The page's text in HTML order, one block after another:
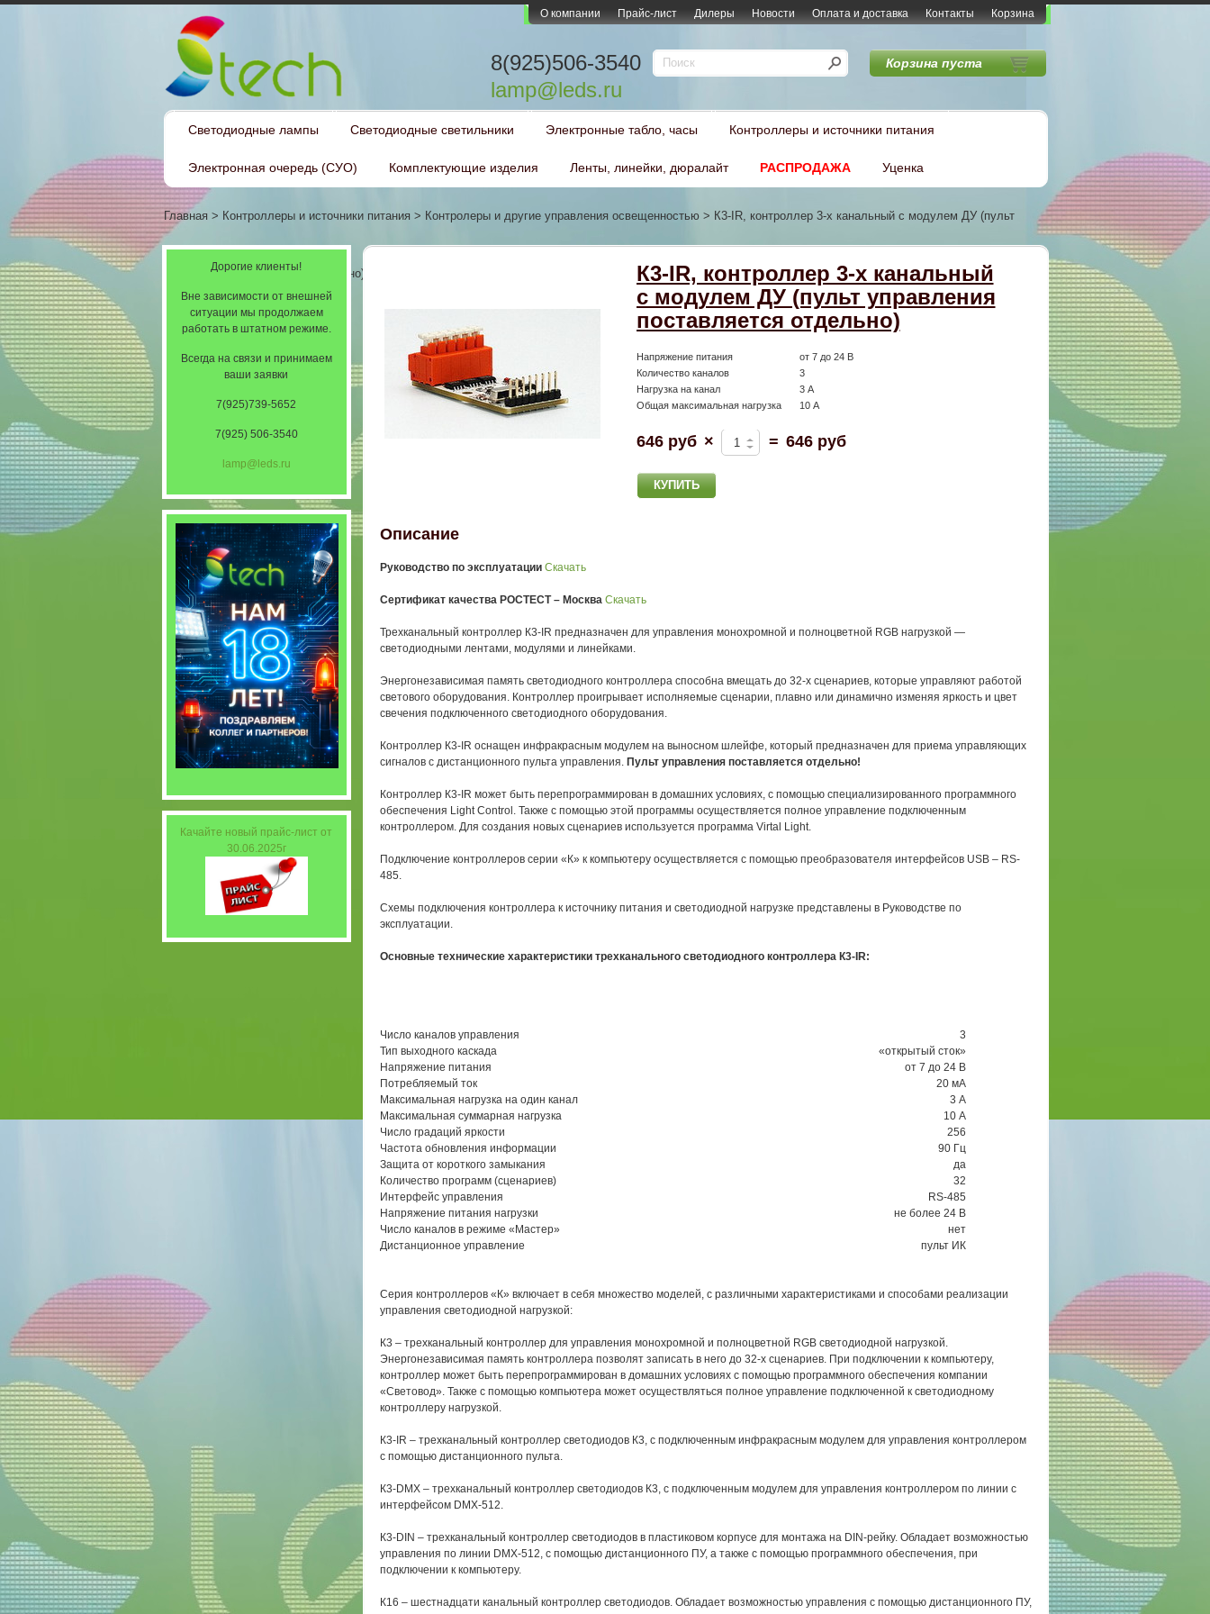
О компании Прайс-лист Дилеры Новости Оплата и доставка Контакты Корзина
8(925)506-3540
lamp@leds.ru
Корзина пуста
Светодиодные лампы Светодиодные светильники Электронные табло, часы Контроллеры и источники питания
Электронная очередь (СУО) Комплектующие изделия Ленты, линейки, дюралайт РАСПРОДАЖА Уценка
Главная > Контроллеры и источники питания > Контролеры и другие управления освещенностью > К3-IR, контроллер 3-х канальный с модулем ДУ (пульт
управления поставляется отдельно)
К3-IR, контроллер 3-х канальный
с модулем ДУ (пульт управления
поставляется отдельно)
Напряжение питания
от 7 до 24 В
Количество каналов
3
Нагрузка на канал
3 А
Общая максимальная нагрузка
10 А
646 руб × = 646 руб
Описание
Руководство по эксплуатации Скачать
Сертификат качества РОСТЕСТ – Москва Скачать
Трехканальный контроллер К3-IR предназначен для управления монохромной и полноцветной RGB нагрузкой —
светодиодными лентами, модулями и линейками.
Энергонезависимая память светодиодного контроллера способна вмещать до 32-х сценариев, которые управляют работой
светового оборудования. Контроллер проигрывает исполняемые сценарии, плавно или динамично изменяя яркость и цвет
свечения подключенного светодиодного оборудования.
Контроллер К3-IR оснащен инфракрасным модулем на выносном шлейфе, который предназначен для приема управляющих
сигналов с дистанционного пульта управления. Пульт управления поставляется отдельно!
Контроллер К3-IR может быть перепрограммирован в домашних условиях, с помощью специализированного программного
обеспечения Light Control . Также с помощью этой программы осуществляется полное управление подключенным
контроллером. Для создания новых сценариев используется программа Virtal Light.
Подключение контроллеров серии «К» к компьютеру осуществляется с помощью преобразователя интерфейсов USB – RS-
485.
Схемы подключения контроллера к источнику питания и светодиодной нагрузке представлены в Руководстве по
эксплуатации.
Основные технические характеристики трехканального светодиодного контроллера К3-IR:
Число каналов управления
3
Тип выходного каскада
«открытый сток»
Напряжение питания
от 7 до 24 В
Потребляемый ток
20 мА
Максимальная нагрузка на один канал
3 А
Максимальная суммарная нагрузка
10 А
Число градаций яркости
256
Частота обновления информации
90 Гц
Защита от короткого замыкания
да
Количество программ (сценариев)
32
Интерфейс управления
RS-485
Напряжение питания нагрузки
не более 24 В
Число каналов в режиме «Мастер»
нет
Дистанционное управление
пульт ИК
Серия контроллеров «К» включает в себя множество моделей, с различными характеристиками и способами реализации
управления светодиодной нагрузкой:
К3 – трехканальный контроллер для управления монохромной и полноцветной RGB светодиодной нагрузкой.
Энергонезависимая память контроллера позволят записать в него до 32-х сценариев. При подключении к компьютеру,
контроллер может быть перепрограммирован в домашних условиях с помощью программного обеспечения компании
«Световод». Также с помощью компьютера может осуществляться полное управление подключенной к светодиодному
контроллеру нагрузкой.
К3-IR – трехканальный контроллер светодиодов К3, с подключенным инфракрасным модулем для управления контроллером
с помощью дистанционного пульта.
К3-DMX– трехканальный контроллер светодиодов К3, с подключенным модулем для управления контроллером по линии с
интерфейсом DMX-512.
К3-DIN – трехканальный контроллер светодиодов в пластиковом корпусе для монтажа на DIN-рейку. Обладает возможностью
управления по линии DMX-512, с помощью дистанционного ПУ, а также с помощью программного обеспечения, при
подключении к компьютеру.
К16 – шестнадцати канальный контроллер светодиодов. Обладает возможностью управления с помощью дистанционного ПУ,
Дорогие клиенты!
Вне зависимости от внешней
ситуации мы продолжаем
работать в штатном режиме.
Всегда на связи и принимаем
ваши заявки
7(925)739-5652
7(925) 506-3540
lamp@leds.ru
Качайте новый прайс-лист от
30.06.2025г